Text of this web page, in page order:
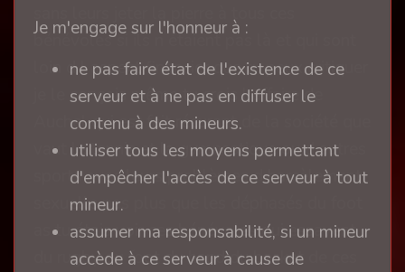
sans leurs jeter la pierre à tous ces
bénévoles si ils n étaient pas là et qui sont
loin d l aspect financier que tu peux critiquer
je le conçois même tu crois l affaire de
Auchel qui est fait récurant de la société que
vaut le tennis et la gymnastique ou d autres
sports avec leurs problèmes d harcèlement
sexuelle pas plus que les déphasés du foot
as tu étais voir ces bénévoles qui essayent
du rugby du foot du hand du basket de ces
Je m'engage sur l'honneur à :
ne pas faire état de l'existence de ce
serveur et à ne pas en diffuser le
contenu à des mineurs.
utiliser tous les moyens permettant
d'empêcher l'accès de ce serveur à tout
mineur.
assumer ma responsabilité, si un mineur
accède à ce serveur à cause de